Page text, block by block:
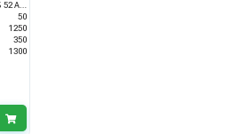
литиевая АКБ 52 Ач С2
50
1250
350
1300